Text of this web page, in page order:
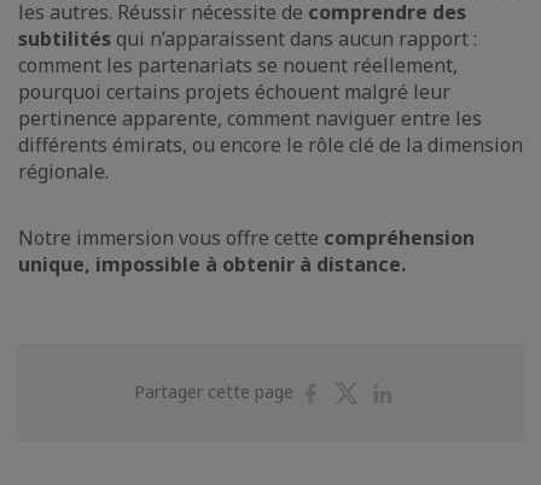
les autres. Réussir nécessite de comprendre des
subtilités qui n’apparaissent dans aucun rapport :
comment les partenariats se nouent réellement,
pourquoi certains projets échouent malgré leur
pertinence apparente, comment naviguer entre les
différents émirats, ou encore le rôle clé de la dimension
régionale.
Notre immersion vous offre cette compréhension
unique, impossible à obtenir à distance.
Partager cette page
PartagerPartager